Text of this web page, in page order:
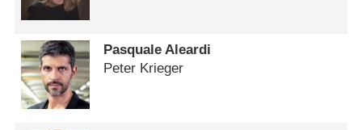
Pasquale Aleardi
Peter Krieger